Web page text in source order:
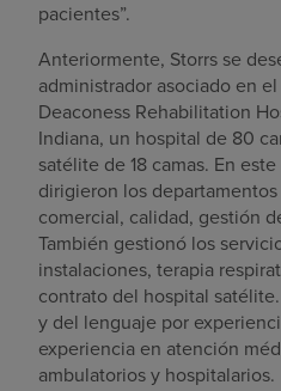
pacientes”.
Anteriormente, Storrs se
administrador asociado en
Deaconess Rehabilitation
Indiana, un hospital de 80
satélite de 18 camas. En
dirigieron los
comercial, calidad, gestión
También gestionó los
instalaciones, terapia
contrato del hospital
y del lenguaje por
experiencia en atención
ambulatorios y hospitalarios.